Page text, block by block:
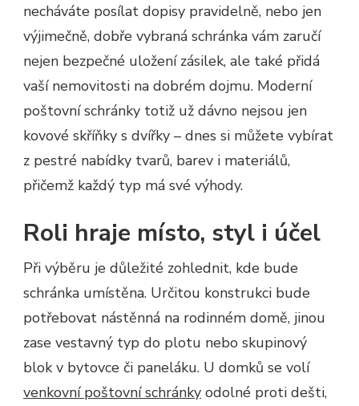
necháváte posílat dopisy pravidelně, nebo jen
výjimečně, dobře vybraná schránka vám zaručí
nejen bezpečné uložení zásilek, ale také přidá
vaší nemovitosti na dobrém dojmu. Moderní
poštovní schránky totiž už dávno nejsou jen
kovové skříňky s dvířky – dnes si můžete vybírat
z pestré nabídky tvarů, barev i materiálů,
přičemž každý typ má své výhody.
Roli hraje místo, styl i účel
Při výběru je důležité zohlednit, kde bude
schránka umístěna. Určitou konstrukci bude
potřebovat nástěnná na rodinném domě, jinou
zase vestavný typ do plotu nebo skupinový
blok v bytovce či paneláku. U domků se volí
venkovní poštovní schránky odolné proti dešti,